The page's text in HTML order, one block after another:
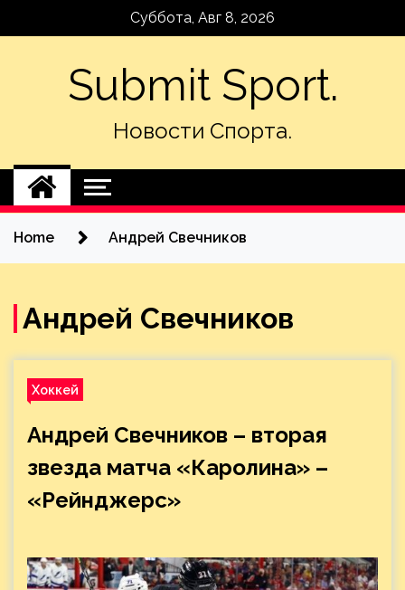
Суббота, Авг 8, 2026
Submit Sport.
Новости Спорта.
Home Андрей Свечников
Андрей Свечников
Хоккей
Андрей Свечников – вторая
звезда матча «Каролина» –
«Рейнджерс»